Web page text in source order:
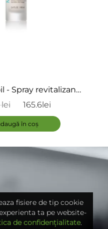
- Spray revitalizant
Scalp Tonic
lei 165.6lei
în coș
fisiere de tip cookie
ta pe website-
de confidențialitate.